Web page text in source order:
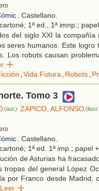
. Castellano.
1ª ed., 1ª imnp.;
del siglo XXI la
seres humanos. Este
Los robots causan
,Vida Futura, Robots,
Tomo 3
(aut.) ZAPICO, ALFONSO
. Castellano.
1ª ed. 1ª imp.; papel
de Asturias ha
tropas del general López
por Franco desde
Leer